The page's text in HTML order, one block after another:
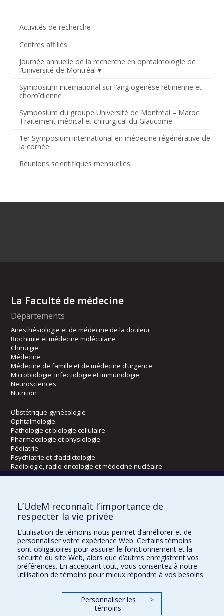
Activités de recherche
Centres affiliés
Journée annuelle de la recherche en ophtalmologie de
l’Université de Montréal
Symposium international sur l’angiogenèse rétinienne et
choroïdienne
Symposium du groupe Université de Montréal – Maroc:
Traitement médical et chirurgical du Glaucome
1er Symposium international en médecine régénérative de
la cornée
Réunions scientifiques mensuelles
La Faculté de médecine
Départements
Anesthésiologie et de médecine de la douleur
Biochimie et médecine moléculaire
Chirurgie
Médecine
Médecine de famille et de médecine d’urgence
Microbiologie, infectiologie et immunologie
Neurosciences
Nutrition
Obstétrique-gynécologie
Ophtalmologie
Pathologie et biologie cellulaire
Pharmacologie et physiologie
Pédiatrie
Psychiatrie et d’addictologie
Radiologie, radio-oncologie et médecine nucléaire
Kinésiologie et des sciences de l’activité physique
Orthophonie et audiologie
Réadaptation
Directions
DPC
CPASS
L’UdeM reconnaît l’importance de
respecter la vie privée
L’utilisation de témoins nous permet d’améliorer et de
personnaliser votre expérience Web. Certains témoins
sont obligatoires pour assurer le fonctionnement et la
sécurité du site Web, alors que d’autres enregistrent vos
préférences. En acceptant tout, vous consentez à notre
utilisation de témoins pour mieux répondre à vos besoins.
Personnaliser les
témoins
>